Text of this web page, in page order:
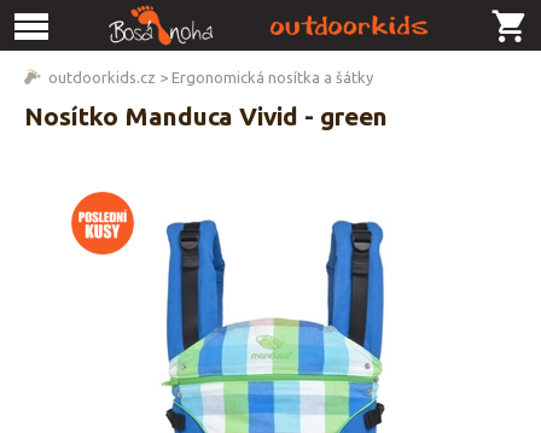
outdoorkids.cz > Ergonomická nosítka a šátky
Nosítko Manduca Vivid - green